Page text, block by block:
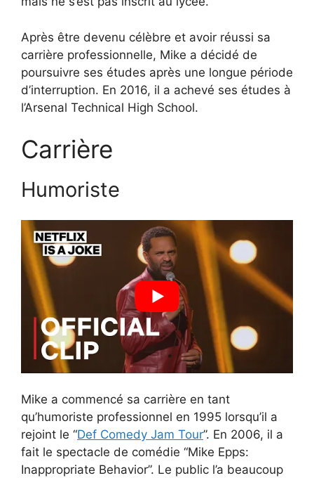
Après être devenu célèbre et avoir réussi sa
carrière professionnelle, Mike a décidé de
poursuivre ses études après une longue période
d’interruption. En 2016, il a achevé ses études à
l’Arsenal Technical High School.
Carrière
Humoriste
Mike a commencé sa carrière en tant
qu’humoriste professionnel en 1995 lorsqu’il a
rejoint le “Def Comedy Jam Tour”. En 2006, il a
fait le spectacle de comédie “Mike Epps:
Inappropriate Behavior”. Le public l’a beaucoup